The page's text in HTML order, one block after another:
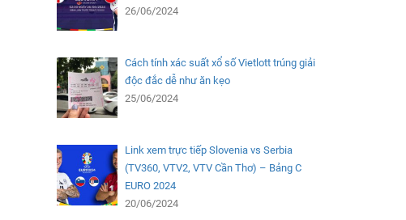
26/06/2024
Cách tính xác suất xổ số Vietlott trúng giải
độc đắc dễ như ăn kẹo
25/06/2024
Link xem trực tiếp Slovenia vs Serbia
(TV360, VTV2, VTV Cần Thơ) – Bảng C
EURO 2024
20/06/2024